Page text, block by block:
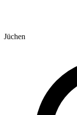
Jüchen